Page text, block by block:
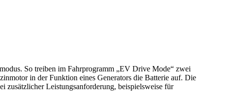
So treiben im Fahrprogramm „EV Drive Mode“ zwei
in der Funktion eines Generators die Batterie auf. Die
zusätzlicher Leistungsanforderung, beispielsweise für